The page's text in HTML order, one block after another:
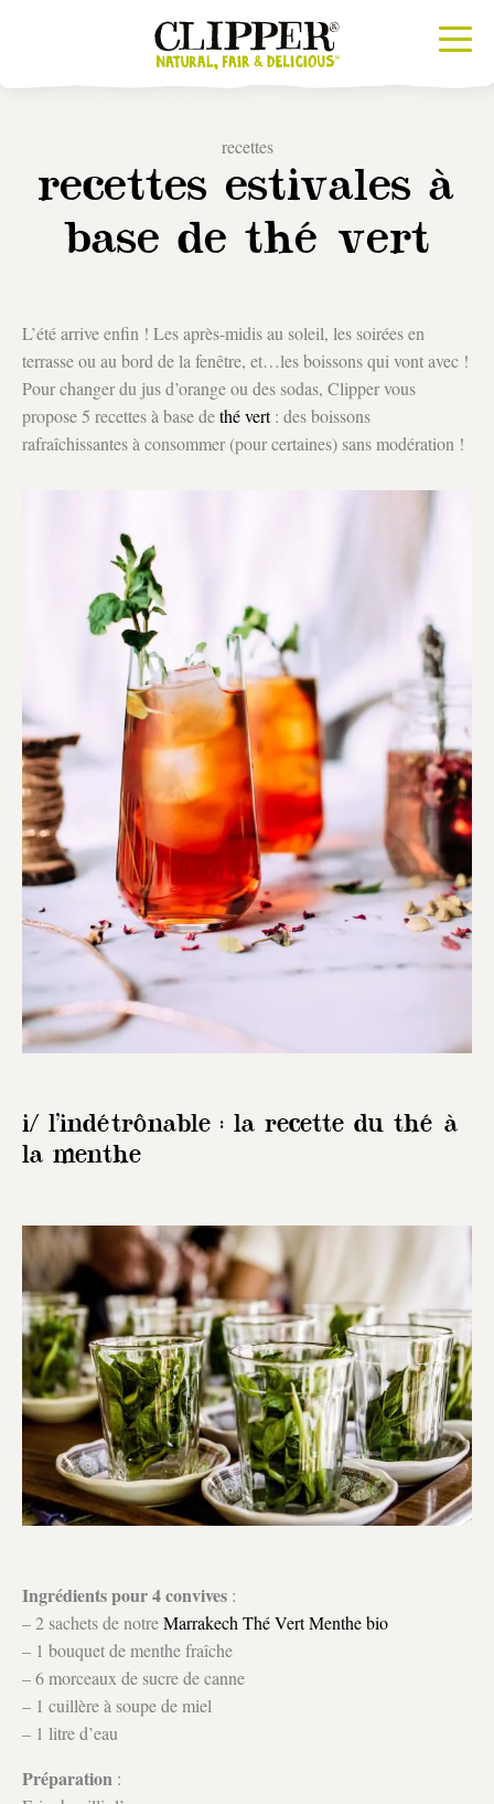
recettes
recettes estivales à
base de thé vert
L’été arrive enfin ! Les après-midis au soleil, les soirées en
terrasse ou au bord de la fenêtre, et…les boissons qui vont avec !
Pour changer du jus d’orange ou des sodas, Clipper vous
propose 5 recettes à base dethé vert: des boissons
rafraîchissantes à consommer (pour certaines) sans modération !
i/ l’indétrônable : la recette du thé à
la menthe
Ingrédients pour 4 convives :
– 2 sachets de notreMarrakech Thé Vert Menthe bio
– 1 bouquet de menthe fraîche
– 6 morceaux de sucre de canne
– 1 cuillère à soupe de miel
– 1 litre d’eau
Préparation :